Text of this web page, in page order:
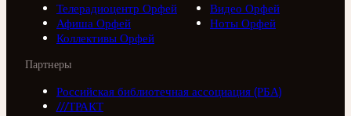
Телерадиоцентр Орфей
Видео Орфей
Афиша Орфей
Ноты Орфей
Коллективы Орфей
Партнеры
Российская библиотечная ассоциация (РБА)
///ТРАКТ